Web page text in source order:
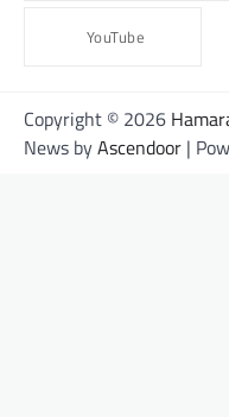
YouTube
Copyright © 2026
News byAscendoor |